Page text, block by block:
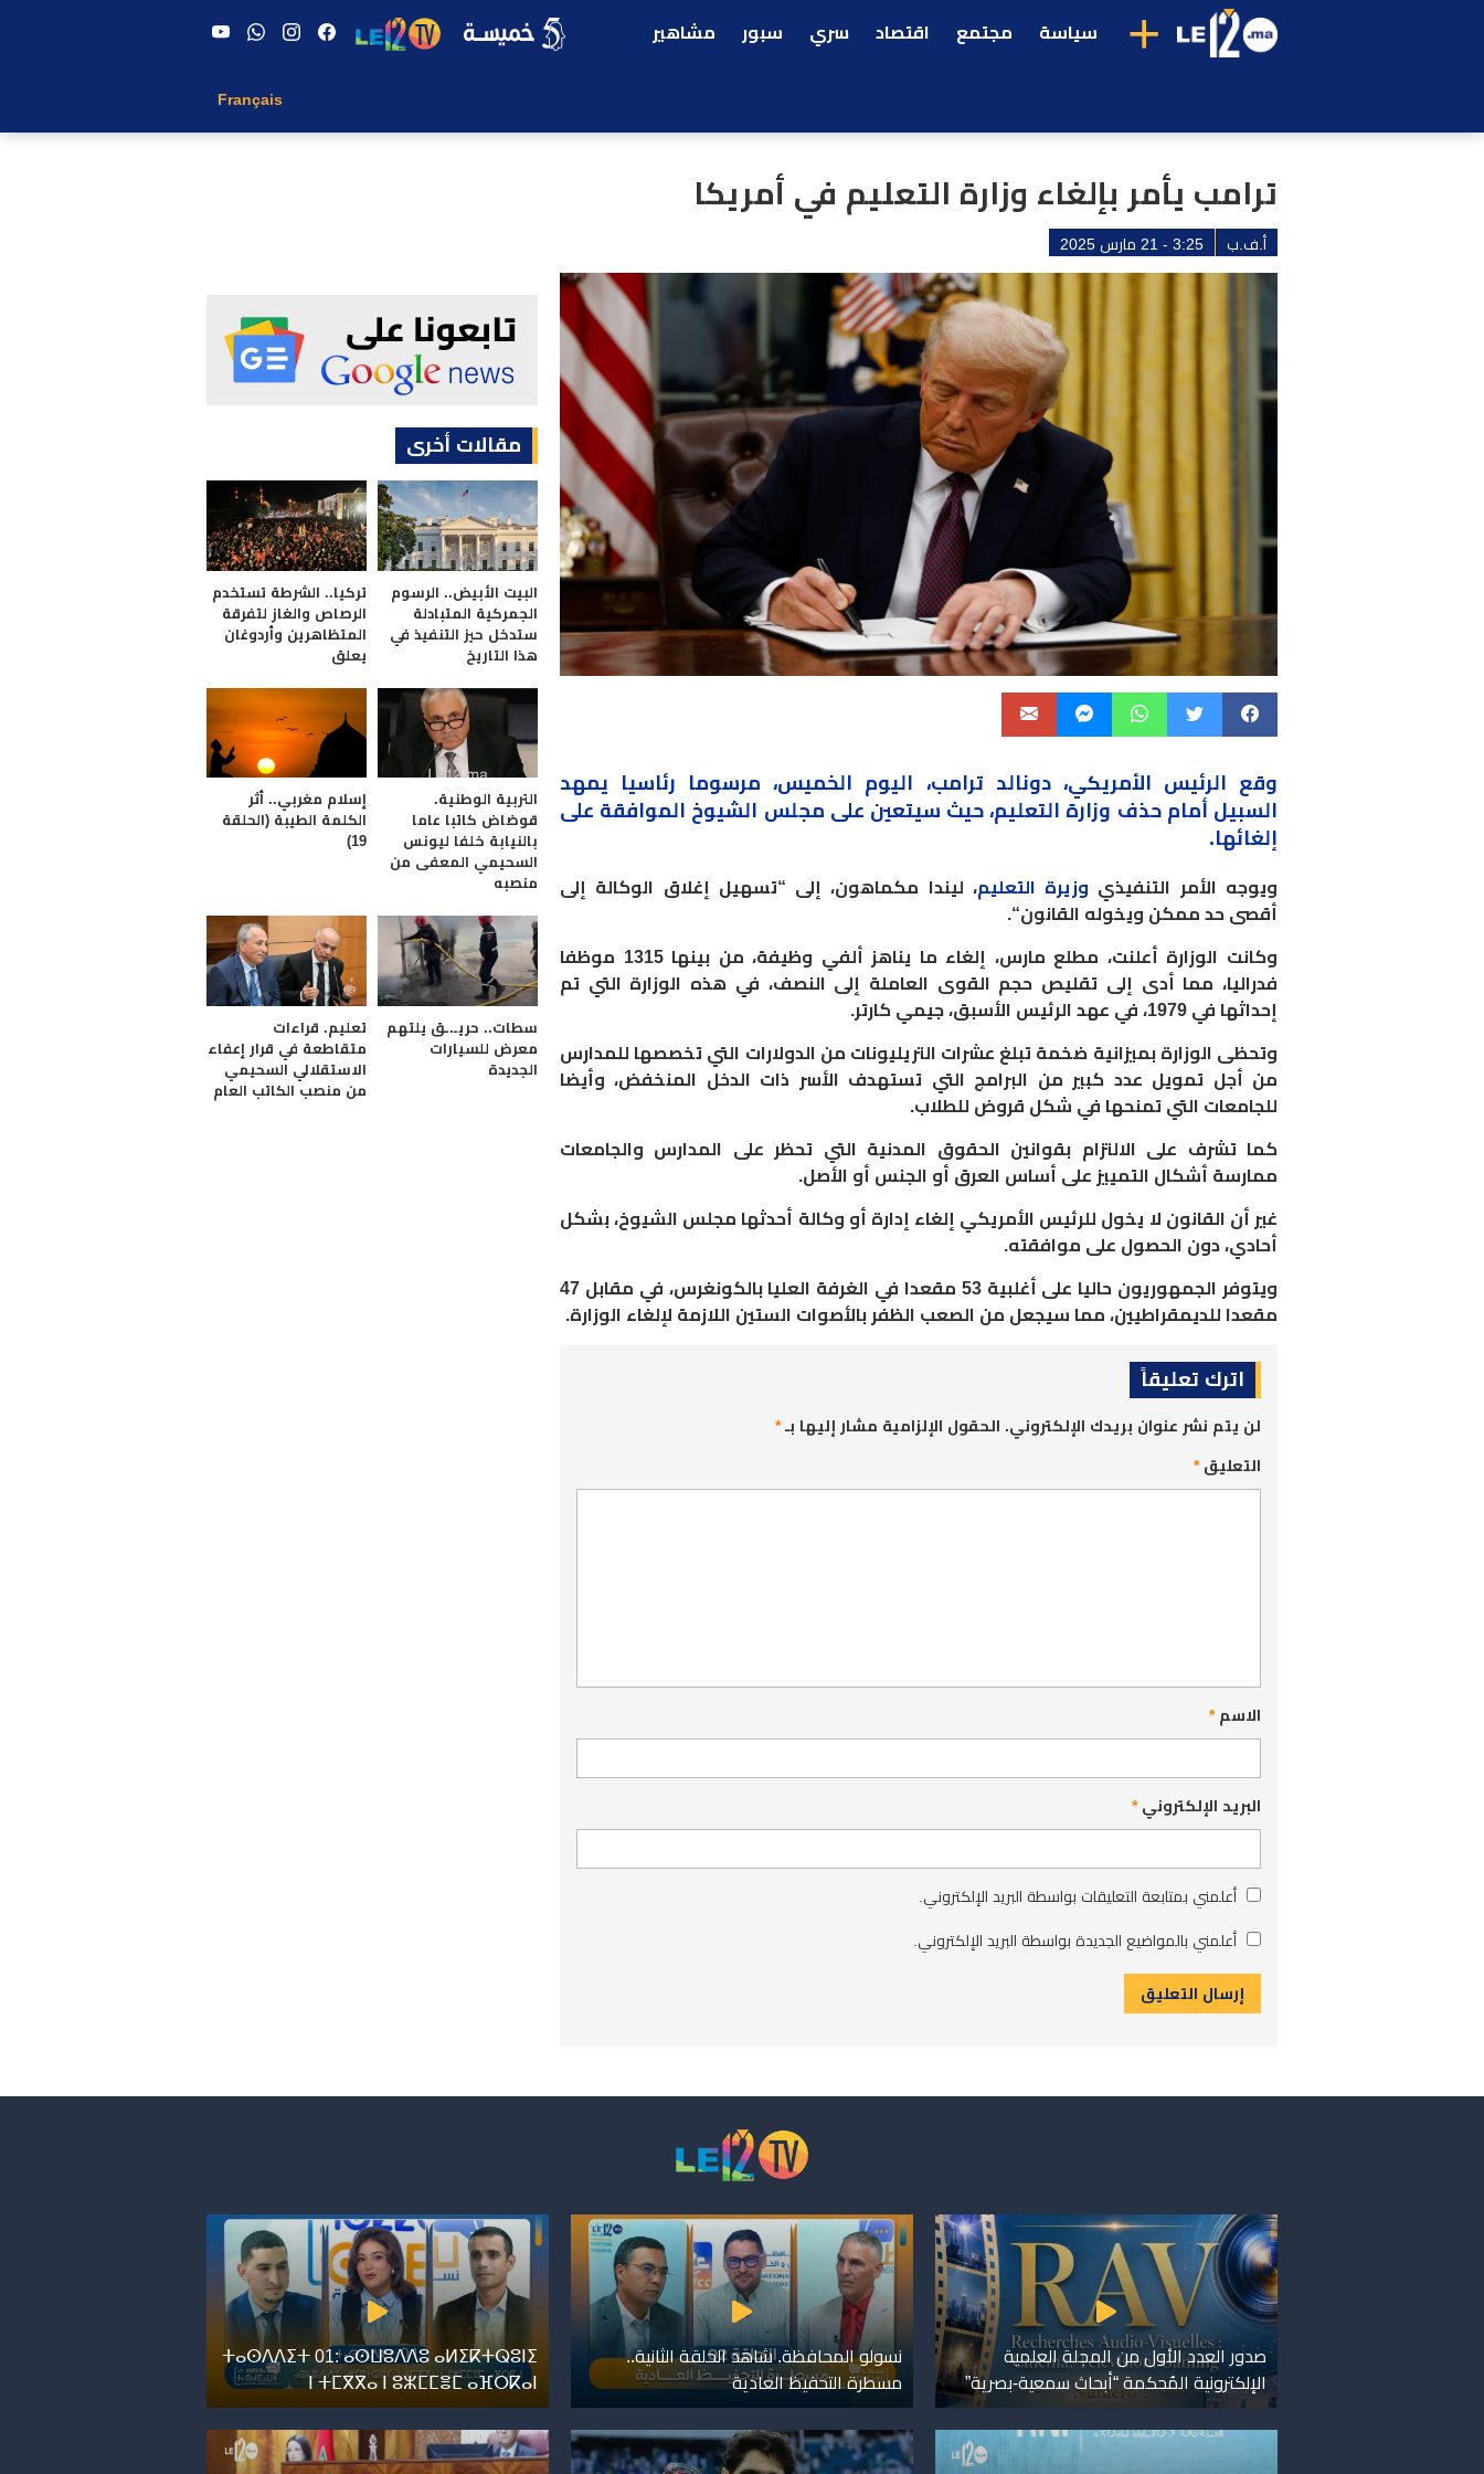
+ سياسة مجتمع اقتصاد سري سبور مشاهير
Français
ترامب يأمر بإلغاء وزارة التعليم في أمريكا
أ.ف.ب 3:25 - 21 مارس 2025
وقع الرئيس الأمريكي، دونالد ترامب، اليوم الخميس، مرسوما
رئاسيا يمهد
السبيل أمام حذف وزارة التعليم، حيث سيتعين على مجلس الشيوخ الموافقة على
إلغائها .
ويوجه الأمر التنفيذي وزيرة التعليم، ليندا مكماهون، إلى “تسهيل إغلاق الوكالة إلى
أقصى حد ممكن ويخوله القانون“.
وكانت الوزارة أعلنت، مطلع مارس، إلغاء ما يناهز ألفي وظيفة، من بينها 1315 موظفا
فدراليا، مما أدى إلى تقليص حجم القوى العاملة إلى النصف، في هذه الوزارة التي تم
إحداثها في 1979، في عهد الرئيس الأسبق، جيمي كارتر
.
وتحظى الوزارة بميزانية ضخمة تبلغ عشرات التريليونات من الدولارات التي تخصصها للمدارس
من أجل تمويل عدد كبير من البرامج التي تستهدف الأسر ذات الدخل المنخفض، وأيضا
للجامعات التي تمنحها في شكل قروض للطلاب.
كما تشرف على الالتزام بقوانين الحقوق المدنية التي تحظر على المدارس والجامعات
ممارسة أشكال التمييز على أساس العرق أو الجنس أو الأصل.
غير أن القانون لا يخول للرئيس الأمريكي إلغاء إدارة أو وكالة أحدثها مجلس الشيوخ، بشكل
أحادي، دون الحصول على موافقته.
ويتوفر الجمهوريون حاليا على أغلبية 53 مقعدا في الغرفة العليا بالكونغرس، في مقابل 47
مقعدا للديمقراطيين، مما سيجعل من الصعب الظفر بالأصوات الستين اللازمة لإلغاء الوزارة.
اترك تعليقاً
لن يتم نشر عنوان بريدك الإلكتروني. الحقول الإلزامية مشار إليها بـ*
التعليق*
الاسم*
البريد الإلكتروني*
أعلمني بمتابعة التعليقات بواسطة البريد الإلكتروني.
أعلمني بالمواضيع الجديدة بواسطة البريد الإلكتروني.
مقالات أخرى
البيت الأبيض.. الرسوم
الجمركية المتبادلة
ستدخل حيز التنفيذ في
هذا التاريخ
تركيا.. الشرطة تستخدم
الرصاص والغاز لتفرقة
المتظاهرين وأردوغان
يعلق
التربية الوطنية.
قوضاض كاتبا عاما
بالنيابة خلفا ليونس
السحيمي المعفى من
منصبه
إسلام مغربي.. أثر
الكلمة الطيبة (الحلقة
19)
سطات.. حريـ.ـق يلتهم
معرض للسيارات
الجديدة
تعليم. قراءات
متقاطعة في قرار إعفاء
الاستقلالي السحيمي
من منصب الكاتب العام
صدور العدد الأول من المجلة العلمية
الإلكترونية المُحكمة “أبحاث سمعية-بصرية”
نسولو المحافظة. شاهد الحلقة الثانية..
مسطرة التحفيظ العادية
ⵜⴰⵙⴷⴷⵉⵜ 01: ⴰⵙⵡⵓⴷⴷⵓ ⴰⵍⵉⴽⵜⵕⵓⵏⵉ
ⵏ ⵜⵎⴳⴳⴰ ⵏ ⵓⵣⵎⵎⴻⵎ ⴰⴼⵔⴽⴰⵏ